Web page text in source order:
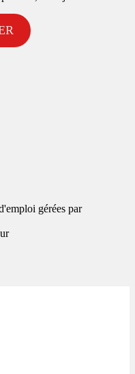
gérées par